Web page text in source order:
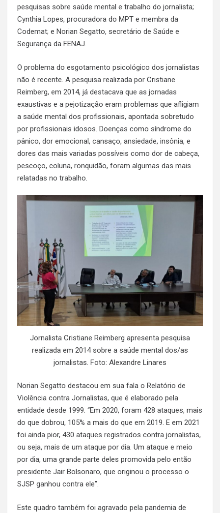
pesquisas sobre saúde mental e trabalho do jornalista;
Cynthia Lopes, procuradora do MPT e membra da
Codemat; e Norian Segatto, secretário de Saúde e
Segurança da FENAJ.
O problema do esgotamento psicológico dos jornalistas
não é recente. A pesquisa realizada por Cristiane
Reimberg, em 2014, já destacava que as jornadas
exaustivas e a pejotização eram problemas que afligiam
a saúde mental dos profissionais, apontada sobretudo
por profissionais idosos. Doenças como síndrome do
pânico, dor emocional, cansaço, ansiedade, insônia, e
dores das mais variadas possíveis como dor de cabeça,
pescoço, coluna, ronquidão, foram algumas das mais
relatadas no trabalho.
Jornalista Cristiane Reimberg apresenta pesquisa
realizada em 2014 sobre a saúde mental dos/as
jornalistas. Foto: Alexandre Linares
Norian Segatto destacou em sua fala o Relatório de
Violência contra Jornalistas, que é elaborado pela
entidade desde 1999. “Em 2020, foram 428 ataques, mais
do que dobrou, 105% a mais do que em 2019. E em 2021
foi ainda pior, 430 ataques registrados contra jornalistas,
ou seja, mais de um ataque por dia. Um ataque e meio
por dia, uma grande parte deles promovida pelo então
presidente Jair Bolsonaro, que originou o processo o
SJSP ganhou contra ele”.
Este quadro também foi agravado pela pandemia de